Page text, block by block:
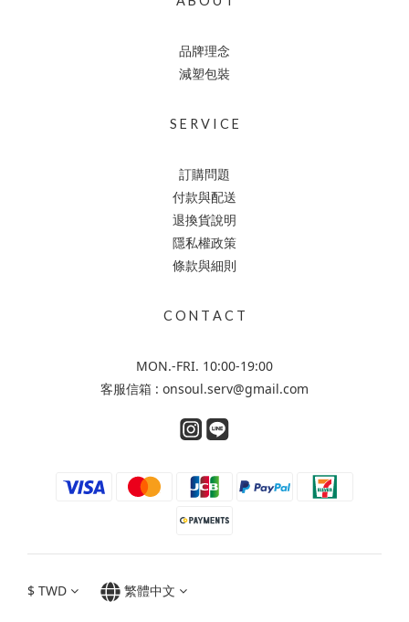
品牌理念
減塑包裝
S E R V I C E
訂購問題
付款與配送
退換貨說明
隱私權政策
條款與細則
C O N T A C T
MON.-FRI. 10:00-19:00
客服信箱 : onsoul.serv@gmail.com
$ TWD 繁體中文